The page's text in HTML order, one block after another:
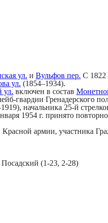
ул. и Вульфов пер. С 1822
ул. (1854–1934).
ул. включен в состав
гвардии Гренадерского
начальника 25-й
1954 г. принято
армии, участника
(1-23, 2-28)